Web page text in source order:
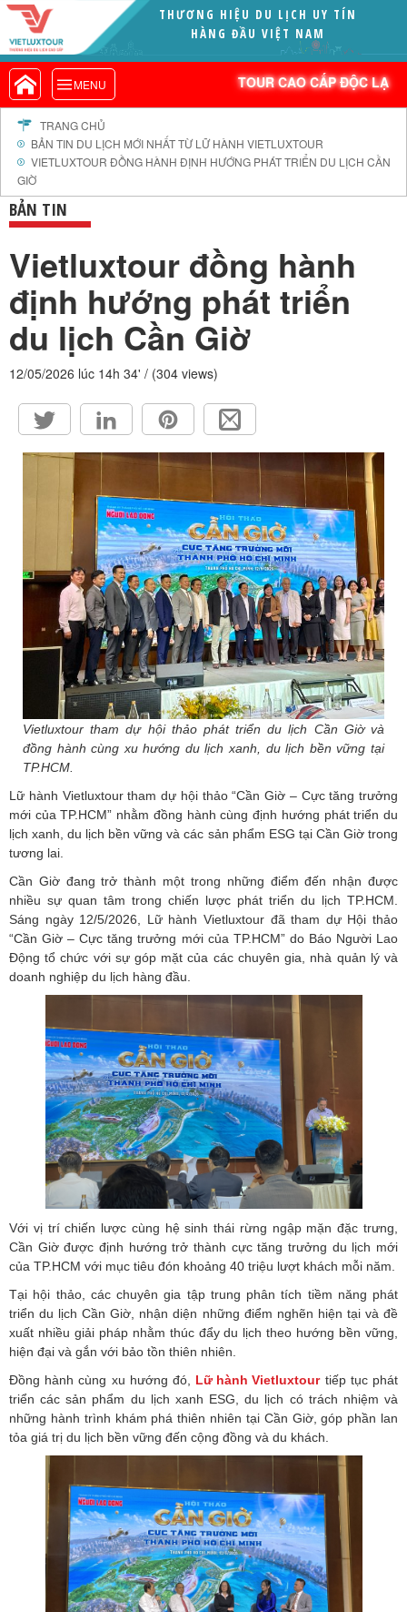
THƯƠNG HIỆU DU LỊCH UY TÍN
HÀNG ĐẦU VIỆT NAM
MENU TOUR CAO CẤP ĐỘC LẠ
VIETLUXTOUR.COM
TOUR CAO CẤP ĐỘC LẠ
TOUR TRONG NƯỚC
TOUR NƯỚC NGOÀI
TOUR KHỞI HÀNH TỪ HÀ NỘI
TOUR KHỞI HÀNH TỪ ĐÀ NẴNG
TOUR KHỞI HÀNH TỪ CẦN THƠ
TOUR ĐOÀN - M.I.C.E
TOUR COMBO
GIỚI THIỆU
HỒ SƠ NĂNG LỰC
PROFILE EN
HỘP THƯ GÓP Ý
PROFILE HƯỚNG DẪN VIÊN
TUYỂN DỤNG
TRANG CHỦ
BẢN TIN DU LỊCH MỚI NHẤT TỪ LỮ HÀNH VIETLUXTOUR
VIETLUXTOUR ĐỒNG HÀNH ĐỊNH HƯỚNG PHÁT TRIỂN DU LỊCH CẦN
GIỜ
BẢN TIN
Vietluxtour đồng hành
định hướng phát triển
du lịch Cần Giờ
12/05/2026 lúc 14h 34' / (304 views)
Vietluxtour tham dự hội thảo phát triển du lịch Cần Giờ và
đồng hành cùng xu hướng du lịch xanh, du lịch bền vững tại
TP.HCM.
Lữ hành Vietluxtour tham dự hội thảo “Cần Giờ – Cực tăng trưởng
mới của TP.HCM” nhằm đồng hành cùng định hướng phát triển du
lịch xanh, du lịch bền vững và các sản phẩm ESG tại Cần Giờ trong
tương lai.
Cần Giờ đang trở thành một trong những điểm đến nhận được
nhiều sự quan tâm trong chiến lược phát triển du lịch TP.HCM.
Sáng ngày 12/5/2026, Lữ hành Vietluxtour đã tham dự Hội thảo
“Cần Giờ – Cực tăng trưởng mới của TP.HCM” do Báo Người Lao
Động tổ chức với sự góp mặt của các chuyên gia, nhà quản lý và
doanh nghiệp du lịch hàng đầu.
Với vị trí chiến lược cùng hệ sinh thái rừng ngập mặn đặc trưng,
Cần Giờ được định hướng trở thành cực tăng trưởng du lịch mới
của TP.HCM với mục tiêu đón khoảng 40 triệu lượt khách mỗi năm.
Tại hội thảo, các chuyên gia tập trung phân tích tiềm năng phát
triển du lịch Cần Giờ, nhận diện những điểm nghẽn hiện tại và đề
xuất nhiều giải pháp nhằm thúc đẩy du lịch theo hướng bền vững,
hiện đại và gắn với bảo tồn thiên nhiên.
Đồng hành cùng xu hướng đó, Lữ hành Vietluxtourtiếp tục phát
triển các sản phẩm du lịch xanh ESG, du lịch có trách nhiệm và
những hành trình khám phá thiên nhiên tại Cần Giờ, góp phần lan
tỏa giá trị du lịch bền vững đến cộng đồng và du khách.